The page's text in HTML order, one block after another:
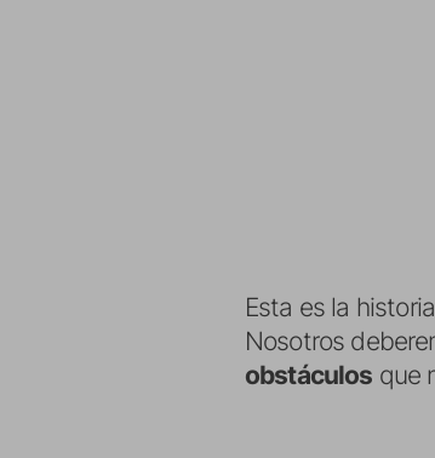
Esta es la
Nosotros
obstáculos que